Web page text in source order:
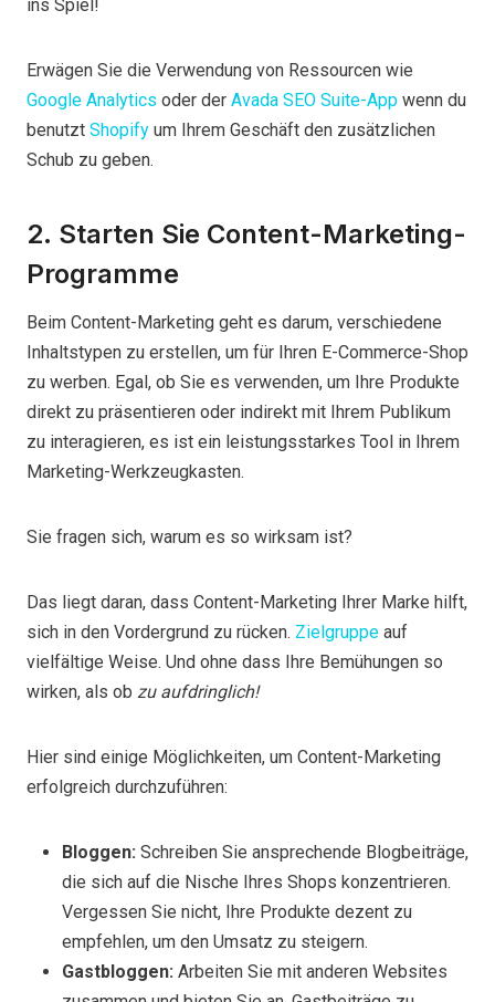
ins Spiel!
Erwägen Sie die Verwendung von Ressourcen wie
Google Analytics oder der Avada SEO Suite-App wenn du
benutzt Shopify um Ihrem Geschäft den zusätzlichen
Schub zu geben.
2. Starten Sie Content-Marketing-
Programme
Beim Content-Marketing geht es darum, verschiedene
Inhaltstypen zu erstellen, um für Ihren E-Commerce-Shop
zu werben. Egal, ob Sie es verwenden, um Ihre Produkte
direkt zu präsentieren oder indirekt mit Ihrem Publikum
zu interagieren, es ist ein leistungsstarkes Tool in Ihrem
Marketing-Werkzeugkasten.
Sie fragen sich, warum es so wirksam ist?
Das liegt daran, dass Content-Marketing Ihrer Marke hilft,
sich in den Vordergrund zu rücken. Zielgruppe auf
vielfältige Weise. Und ohne dass Ihre Bemühungen so
wirken, als ob zu aufdringlich!
Hier sind einige Möglichkeiten, um Content-Marketing
erfolgreich durchzuführen:
Bloggen: Schreiben Sie ansprechende Blogbeiträge,
die sich auf die Nische Ihres Shops konzentrieren.
Vergessen Sie nicht, Ihre Produkte dezent zu
empfehlen, um den Umsatz zu steigern.
Gastbloggen: Arbeiten Sie mit anderen Websites